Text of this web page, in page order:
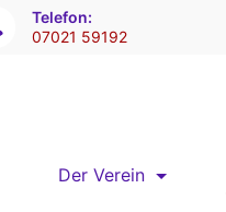
Telefon:
07021 59192
Der Verein